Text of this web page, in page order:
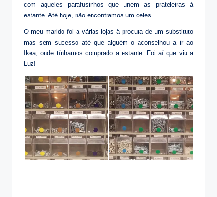
com aqueles parafusinhos que unem as prateleiras à
estante. Até hoje, não encontramos um deles…
O meu marido foi a várias lojas à procura de um substituto
mas sem sucesso até que alguém o aconselhou a ir ao
Ikea, onde tínhamos comprado a estante. Foi aí que viu a
Luz!